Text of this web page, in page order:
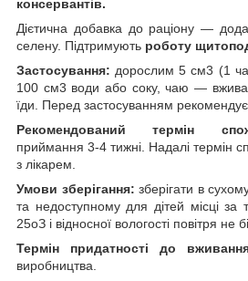
консервантів.
Дієтична добавка до раціону —
селену. Підтримують роботу
Застосування: дорослим 5 см3 (1
100 см3 води або соку, чаю —
їди. Перед застосуванням
Рекомендований термін
приймання 3-4 тижні. Надалі термін
з лікарем.
Умови зберігання: зберігати в
та недоступному для дітей місці за
25оЗ і відносної вологості повітря не
Термін придатності до
виробництва.